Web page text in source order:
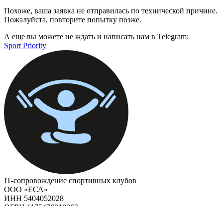
Похоже, ваша заявка не отправилась по технической причине.
Пожалуйста, повторите попытку позже.
А еще вы можете не ждать и написать нам в Telegram:
Sport Priority
IT-сопровождение спортивных клубов
ООО «ЕСА»
ИНН 5404052028